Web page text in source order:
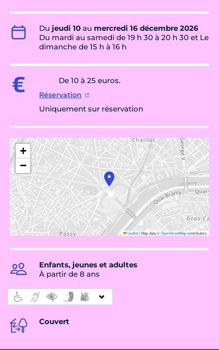
Du jeudi 10 au mercredi 16 décembre 2026
Du mardi au samedi de 19 h 30 à 20 h 30 et Le
dimanche de 15 h à 16 h
De 10 à 25 euros.
Réservation
Uniquement sur réservation
+
−
Leaflet|Map data ©OpenStreetMapcontributors
Enfants, jeunes et adultes
À partir de 8 ans
Couvert